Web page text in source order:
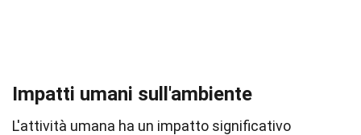
Impatti umani sull'ambiente
L'attività umana ha un impatto significativo